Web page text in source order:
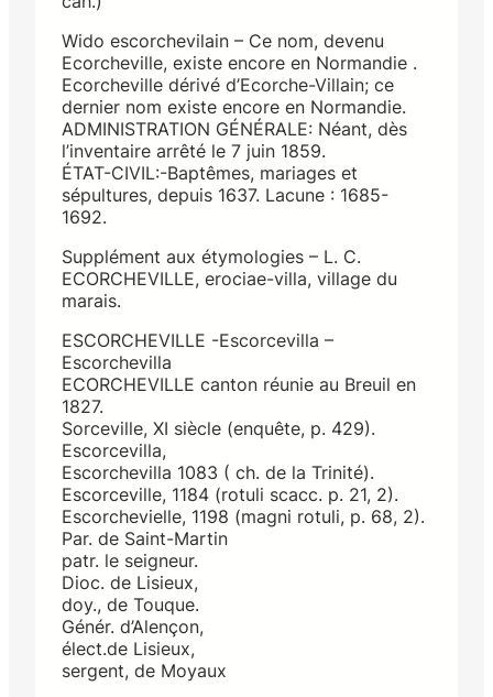
Wido escorchevilain – Ce nom, devenu
Ecorcheville, existe encore en Normandie .
Ecorcheville dérivé d’Ecorche-Villain; ce
dernier nom existe encore en Normandie.
ADMINISTRATION GÉNÉRALE: Néant, dès
l’inventaire arrêté le 7 juin 1859.
ÉTAT-CIVIL:-Baptêmes, mariages et
sépultures, depuis 1637. Lacune : 1685-
1692.
Supplément aux étymologies – L. C.
ECORCHEVILLE, erociae-villa, village du
marais.
ESCORCHEVILLE -Escorcevilla –
Escorchevilla
ECORCHEVILLE canton réunie au Breuil en
1827.
Sorceville, XI siècle (enquête, p. 429).
Escorcevilla,
Escorchevilla 1083 ( ch. de la Trinité).
Escorceville, 1184 (rotuli scacc. p. 21, 2).
Escorchevielle, 1198 (magni rotuli, p. 68, 2).
Par. de Saint-Martin
patr. le seigneur.
Dioc. de Lisieux,
doy., de Touque.
Génér. d’Alençon,
élect.de Lisieux,
sergent, de Moyaux